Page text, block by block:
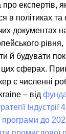
експертів,
в політиках та
документах
рівня,
й будувати
цих сферах.
є численні
– від
Індустрії
програми до